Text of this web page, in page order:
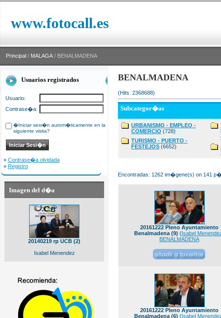
www.fotocall.es
Principal / MALAGA / BENALMADENA
Usuarios registrados
Usuario:
Contrase�a:
�Iniciar sesi�n autom�ticamente en la
siguiente visita?
» Contrase�a olvidada
» Registro
Imagen del d�a
20140219 rp UCB (2)
Isabel Menendez
BENALMADENA
(Hits: 2368688)
Subcategor�as
URBANISMO - EMPLEO -
COMERCIO (728)
TURISMO - PUERTO -
FESTEJOS (6652)
Encontradas: 1262 im�gene(s) on 141
20161222 Pleno Ayuntamiento
Benalmadena (9) (Isabel
BENALMADENA
20161222 Pleno Ayuntamiento
Benalmadena (6) (Isabel